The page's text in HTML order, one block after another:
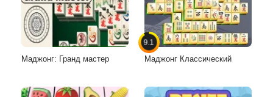
Маджонг: Гранд мастер
9.1
Маджонг Классический